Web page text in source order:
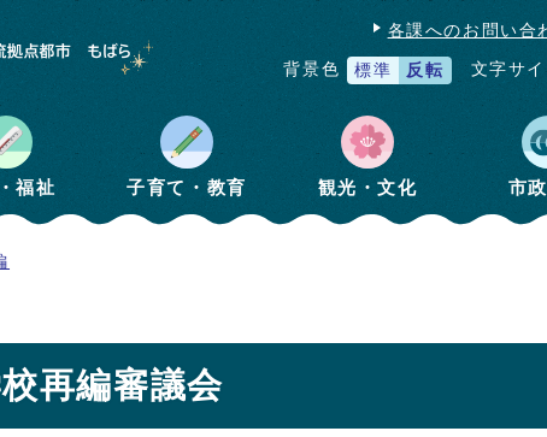
各課へのお問い合
背景色 標準 反転 文字サ
福祉 子育て・教育 観光・文化 市
再編審議会